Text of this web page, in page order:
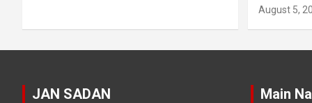
August 5,
JAN SADAN Main